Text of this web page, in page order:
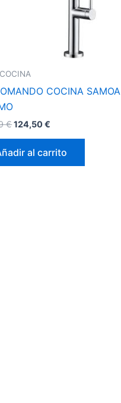
COCINA SAMOA
€124,50€
al carrito